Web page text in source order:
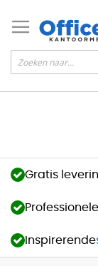
Gratis
Inspirerende